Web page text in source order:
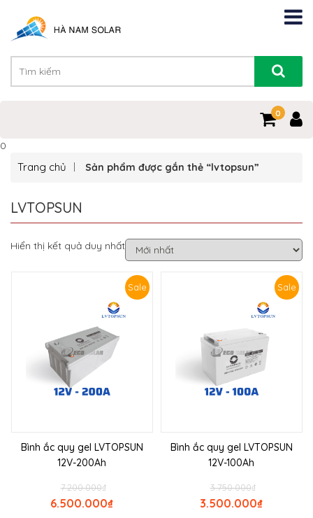
0
0
Trang chủ Sản phẩm được gắn thẻ “lvtopsun”
LVTOPSUN
Hiển thị kết quả duy nhất
Sale
Bình ắc quy gel LVTOPSUN
12V-200Ah
₫
7.200.000
₫
6.500.000
Sale
Bình ắc quy gel LVTOPSUN
12V-100Ah
₫
3.750.000
₫
3.500.000